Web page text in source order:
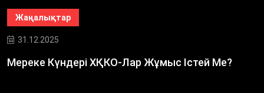
Жаңалықтар
31.12.2025
Мереке Күндері ХҚКО-Лар Жұмыс Істей Ме?